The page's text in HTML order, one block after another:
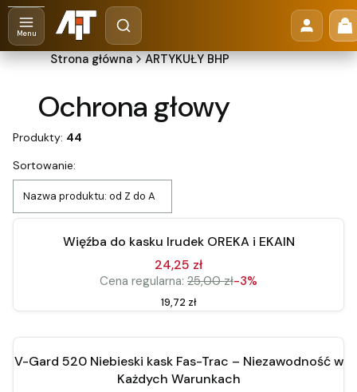
Otwórz wyszukiwarkę
Szukaj
Strona główna
ARTYKUŁY BHP
Ochrona głowy
Produkty: 44
Lista produktów
Sortowanie:
Nazwa produktu: od Z do A
Więźba do kasku Irudek OREKA i EKAIN
24,25 zł
Cena regularna: 25,00 zł-3%
Cena
19,72 zł
Okazja
Do koszyka
V-Gard 520 Niebieski kask Fas-Trac – Niezawodność w
Każdych Warunkach
Menu